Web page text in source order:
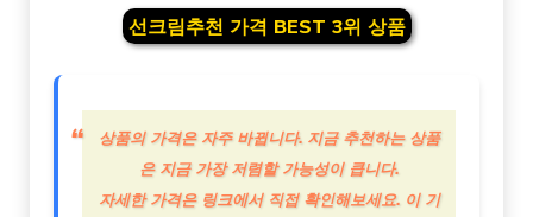
선크림추천 가격 BEST 3위 상품
상품의 가격은 자주 바뀝니다. 지금 추천하는 상품
은 지금 가장 저렴할 가능성이 큽니다.
자세한 가격은 링크에서 직접 확인해보세요. 이 기